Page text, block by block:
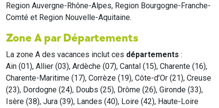
Region Auvergne-Rhône-Alpes, Region Bourgogne-Franche-
Comté et Region Nouvelle-Aquitaine.
Zone A par Départements
La zone A des vacances inclut ces départements :
Ain (01), Allier (03), Ardèche (07), Cantal (15), Charente (16),
Charente-Maritime (17), Corrèze (19), Côte-d’Or (21), Creuse
(23), Dordogne (24), Doubs (25), Drôme (26), Gironde (33),
Isère (38), Jura (39), Landes (40), Loire (42), Haute-Loire